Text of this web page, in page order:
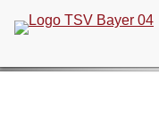
überspringen